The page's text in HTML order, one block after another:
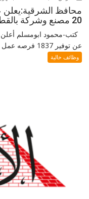
20 مصنع وشركة بالقطاع الخاص
كتب-محمود ابومسلم
عن توفير 1837 فرصه عمل داخل 20...
وظائف خالية